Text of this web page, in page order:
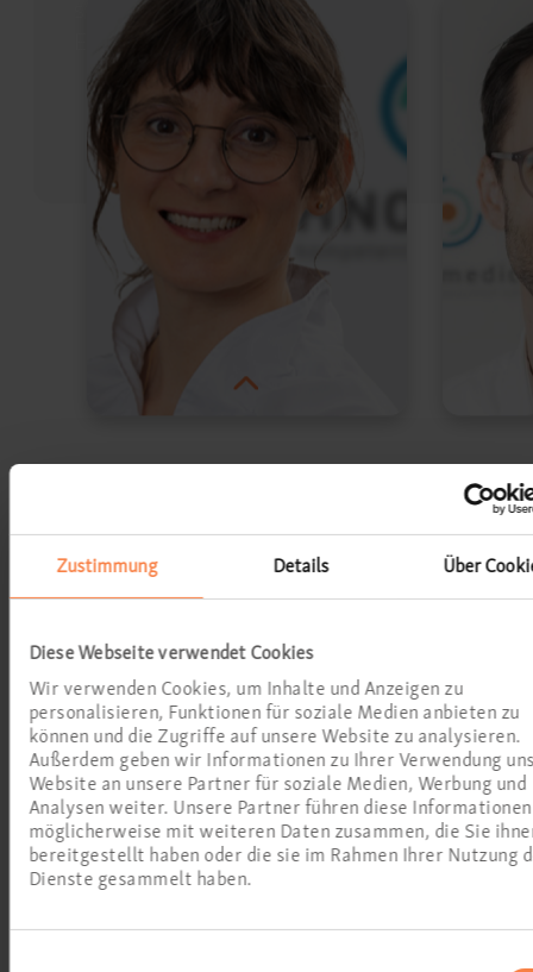
Zustimmung Details Über
Diese Webseite verwendet Cookies
Wir verwenden Cookies, um Inhalte und Anzeigen zu
personalisieren, Funktionen für soziale Medien anbieten zu
können und die Zugriffe auf unsere Website zu analysieren.
Außerdem geben wir Informationen zu Ihrer Verwendung
Website an unsere Partner für soziale Medien, Werbung und
Analysen weiter. Unsere Partner führen diese Informationen
möglicherweise mit weiteren Daten zusammen, die Sie
bereitgestellt haben oder die sie im Rahmen Ihrer Nutzung
Dienste gesammelt haben.
steigern wir die Kompetenz jedes
Einzelnen.
Gesellschafterin HNOmedic